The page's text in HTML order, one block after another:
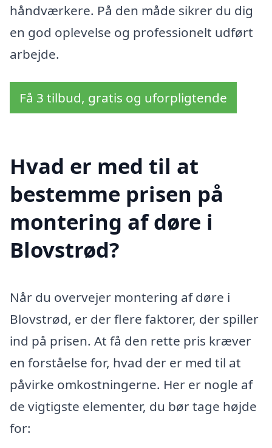
håndværkere. På den måde sikrer du dig
en god oplevelse og professionelt udført
arbejde.
Få 3 tilbud, gratis og uforpligtende
Hvad er med til at
bestemme prisen på
montering af døre i
Blovstrød?
Når du overvejer montering af døre i
Blovstrød, er der flere faktorer, der spiller
ind på prisen. At få den rette pris kræver
en forståelse for, hvad der er med til at
påvirke omkostningerne. Her er nogle af
de vigtigste elementer, du bør tage højde
for: